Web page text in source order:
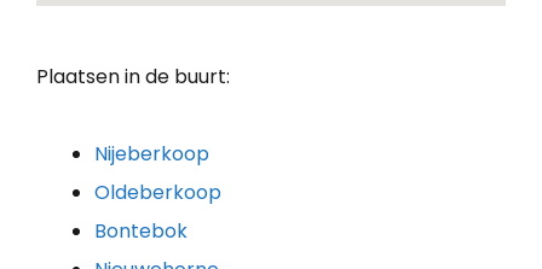
Plaatsen in de buurt:
Nijeberkoop
Oldeberkoop
Bontebok